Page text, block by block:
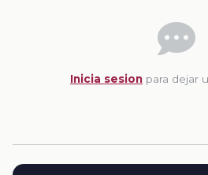
Inicia sesion para dejar